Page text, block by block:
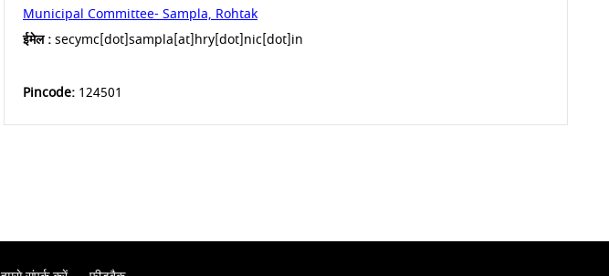
Municipal Committee- Sampla, Rohtak
ईमेल :secymc[dot]sampla[at]hry[dot]nic[dot]in
Pincode:124501